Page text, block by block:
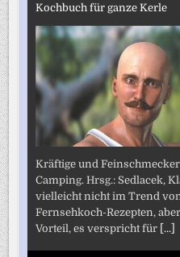
Kochbuch für ganze Kerle
Kräftige und
Camping. Hrsg.: Sedlacek,
vielleicht nicht im Trend
Fernsehkoch-Rezepten,
Vorteil, es verspricht für [...]